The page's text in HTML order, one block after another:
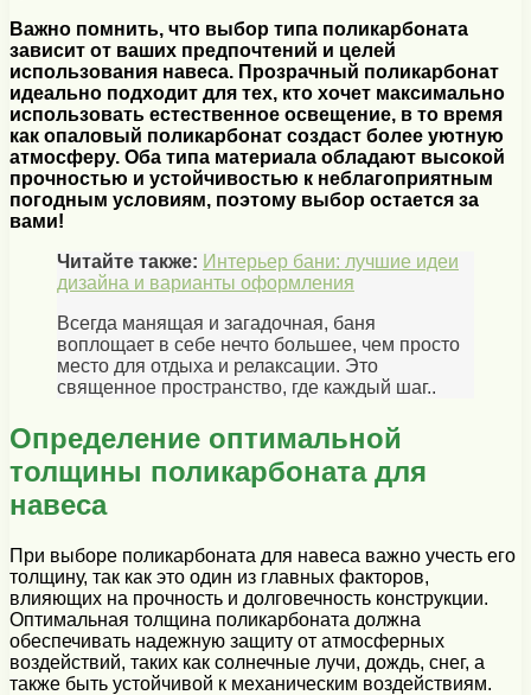
Важно помнить, что выбор типа поликарбоната
зависит от ваших предпочтений и целей
использования навеса. Прозрачный поликарбонат
идеально подходит для тех, кто хочет максимально
использовать естественное освещение, в то время
как опаловый поликарбонат создаст более уютную
атмосферу. Оба типа материала обладают высокой
прочностью и устойчивостью к неблагоприятным
погодным условиям, поэтому выбор остается за
вами!
Читайте также: Интерьер бани: лучшие идеи
дизайна и варианты оформления
Всегда манящая и загадочная, баня
воплощает в себе нечто большее, чем просто
место для отдыха и релаксации. Это
священное пространство, где каждый шаг..
Определение оптимальной
толщины поликарбоната для
навеса
При выборе поликарбоната для навеса важно учесть его
толщину, так как это один из главных факторов,
влияющих на прочность и долговечность конструкции.
Оптимальная толщина поликарбоната должна
обеспечивать надежную защиту от атмосферных
воздействий, таких как солнечные лучи, дождь, снег, а
также быть устойчивой к механическим воздействиям.